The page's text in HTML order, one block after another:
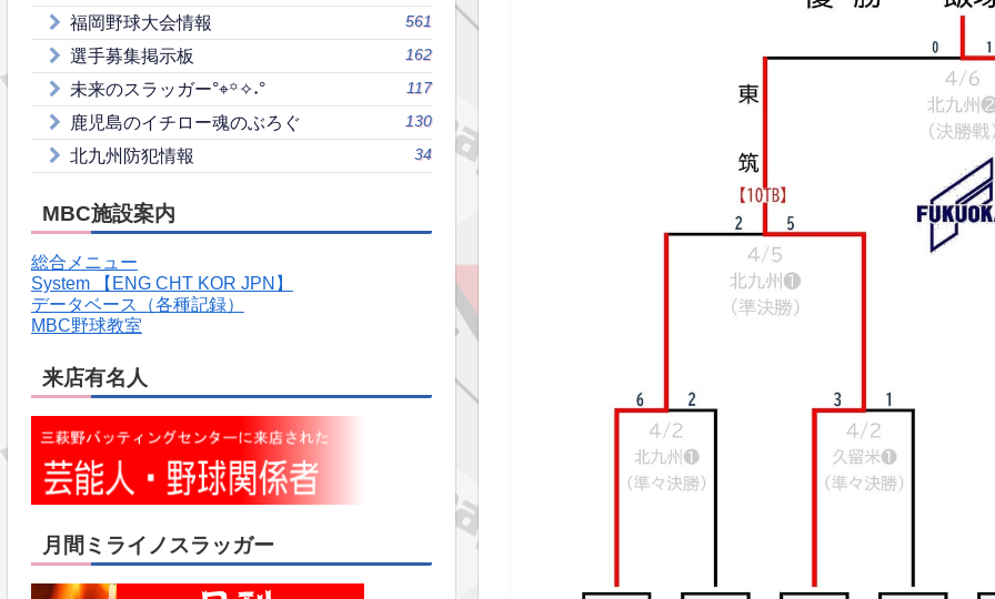
福岡野球大会情報 561
選手募集掲示板 162
未来のスラッガー°⌖꙳✧˖° 117
鹿児島のイチロー魂のぶろぐ 130
北九州防犯情報 34
MBC施設案内
総合メニュー
System 【ENG CHT KOR JPN】
データベース（各種記録）
MBC野球教室
来店有名人
月間ミライノスラッガー